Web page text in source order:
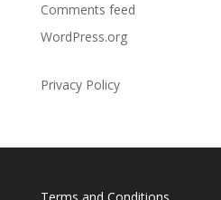
Comments feed
WordPress.org
Privacy Policy